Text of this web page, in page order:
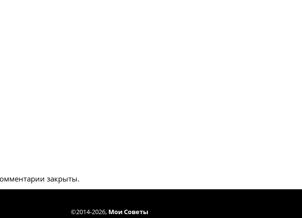
закрыты.
©2014-2026, Мои Советы